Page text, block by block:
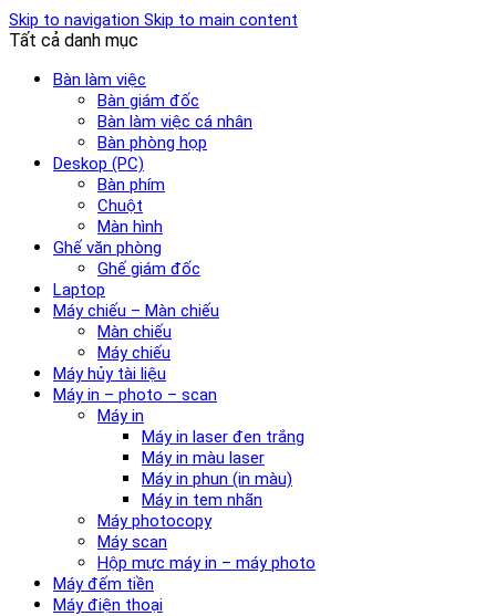
Skip to navigation Skip to main content
Tất cả danh mục
Bàn làm việc
Bàn giám đốc
Bàn làm việc cá nhân
Bàn phòng họp
Deskop (PC)
Bàn phím
Chuột
Màn hình
Ghế văn phòng
Ghế giám đốc
Laptop
Máy chiếu – Màn chiếu
Màn chiếu
Máy chiếu
Máy hủy tài liệu
Máy in – photo – scan
Máy in
Máy in laser đen trắng
Máy in màu laser
Máy in phun (in màu)
Máy in tem nhãn
Máy photocopy
Máy scan
Hộp mực máy in – máy photo
Máy đếm tiền
Máy điện thoại